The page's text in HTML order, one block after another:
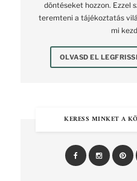
döntéseket hozzon. Ezzel
teremteni a tájékoztatás
mi
OLVASD EL
KERESS MINKET A